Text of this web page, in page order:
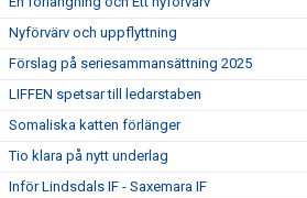
Nyförvärv och uppflyttning
Förslag på seriesammansättning 2025
LIFFEN spetsar till ledarstaben
Somaliska katten förlänger
Tio klara på nytt underlag
Inför Lindsdals IF - Saxemara IF